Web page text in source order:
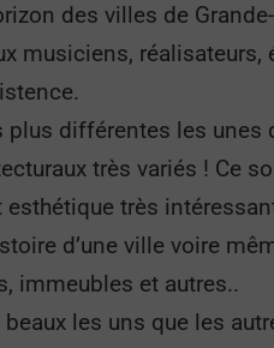
des villes de
musiciens,
différentes les
très variés ! Ce
très
d’une ville voire
immeubles et autres..
les uns que les